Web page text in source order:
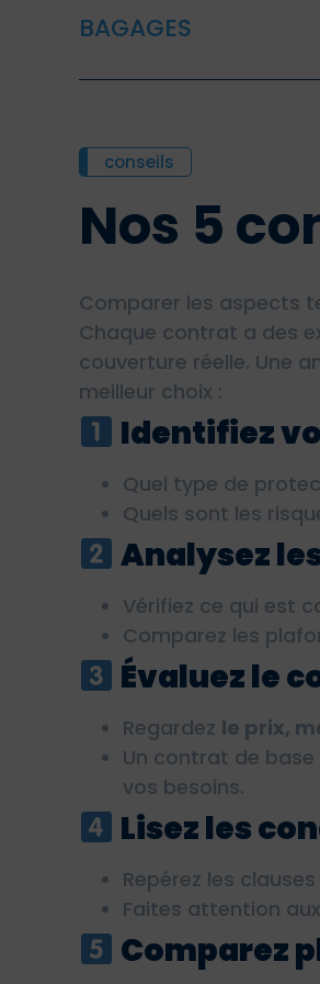
BAGAGES
conseils
Nos 5
Comparer les aspects
Chaque contrat a des
couverture réelle. Une
meilleur choix :
Identifiez
Quel type de
Quels sont les
Analysez
Vérifiez ce qui est
Comparez les
Évaluez le
Regardez le prix,
Un contrat de
vos besoins.
Lisez les
Repérez les
Faites attention
Comparez